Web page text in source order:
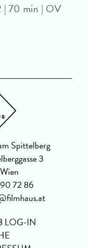
| 70 min | OV
Spittelberg
3
72 86
LOG-IN